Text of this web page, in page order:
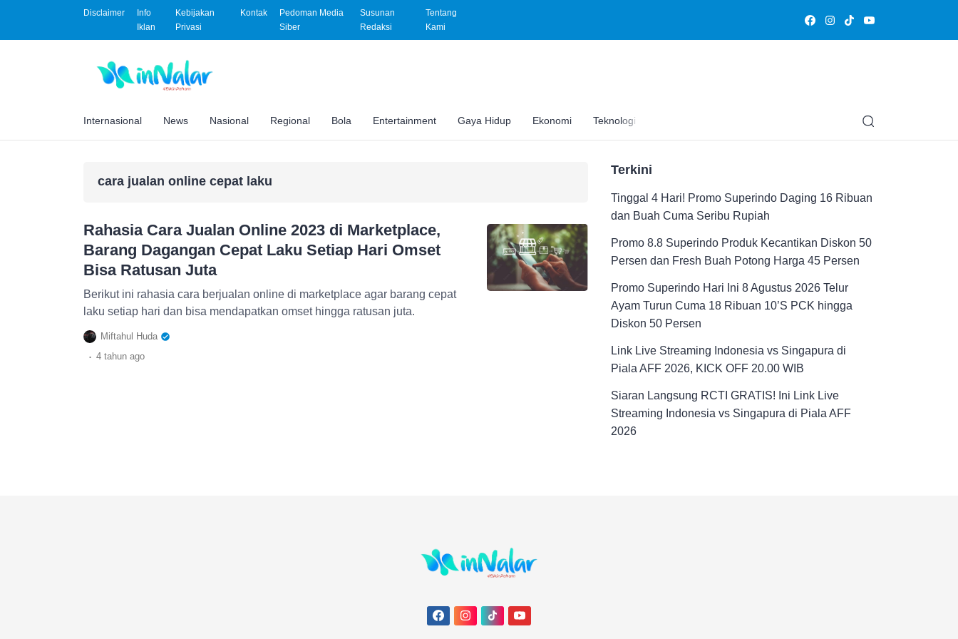
Disclaimer
Info
Iklan
Kebijakan
Privasi
Kontak
Pedoman Media
Siber
Susunan
Redaksi
Tentang
Kami
Internasional News Nasional Regional Bola Entertainment Gaya Hidup Ekonomi Teknologi Edukasi
cara jualan online cepat laku
Rahasia Cara Jualan Online 2023 di Marketplace,
Barang Dagangan Cepat Laku Setiap Hari Omset
Bisa Ratusan Juta
Berikut ini rahasia cara berjualan online di marketplace agar barang cepat
laku setiap hari dan bisa mendapatkan omset hingga ratusan juta.
Miftahul Huda
. 4 tahun ago
Terkini
Tinggal 4 Hari! Promo Superindo Daging 16 Ribuan
dan Buah Cuma Seribu Rupiah
Promo 8.8 Superindo Produk Kecantikan Diskon 50
Persen dan Fresh Buah Potong Harga 45 Persen
Promo Superindo Hari Ini 8 Agustus 2026 Telur
Ayam Turun Cuma 18 Ribuan 10’S PCK hingga
Diskon 50 Persen
Link Live Streaming Indonesia vs Singapura di
Piala AFF 2026, KICK OFF 20.00 WIB
Siaran Langsung RCTI GRATIS! Ini Link Live
Streaming Indonesia vs Singapura di Piala AFF
2026